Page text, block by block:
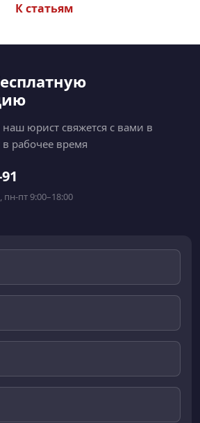
К статьям
наш юрист свяжется с вами в
рабочее время
пт 9:00–18:00